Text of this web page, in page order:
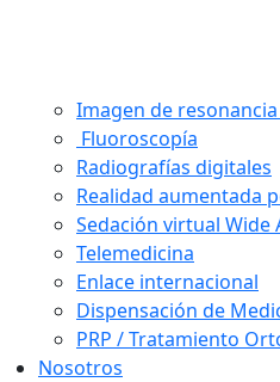
Imagen de
Fluoroscopía
Radiografías digitales
Realidad aumentada
Sedación virtual Wide
Telemedicina
Enlace internacional
Dispensación de
PRP / Tratamiento
Nosotros